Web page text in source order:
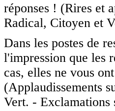
réponses ! (Rires et
Radical, Citoyen et
Dans les postes de
l'impression que les
cas, elles ne vous
(Applaudissements
Vert. - Exclamations